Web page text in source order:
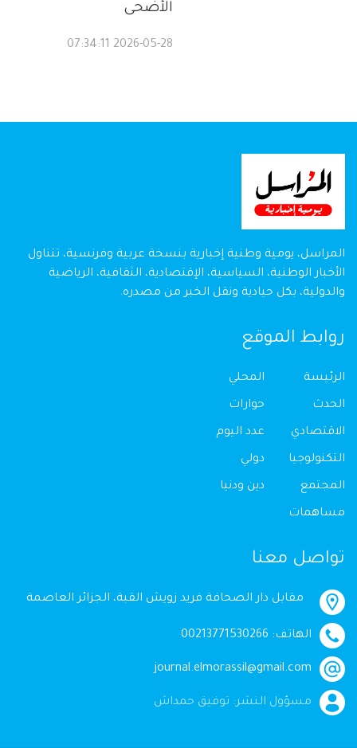
الأضحى
2026-05-28 07:34:11
المراسل، يومية وطنية إخبارية بنسخة عربية وفرنسية، تتناول
الأخبار الوطنية، السياسية، الإقتصادية، الثقافية، الرياضية
والدولية، بكل حيادية ونقل الخبر من مصدره.
روابط الموقع
الرئيسة
الحدث
الاقتصادي
التكنولوجيا
المجتمع
مساهمات
المحلي
حوارات
عدد اليوم
دولي
دين ودنيا
تواصل معنا
مقابل دار الصحافة فريد زويش القبة، الجزائر العاصمة
الهاتف: 00213771530266
journal.elmorassil@gmail.com
مسؤول النشر: توفيق حمداش